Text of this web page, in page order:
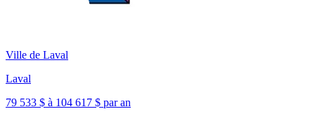
Ville de Laval
Laval
79 533 $ à 104 617 $ par an